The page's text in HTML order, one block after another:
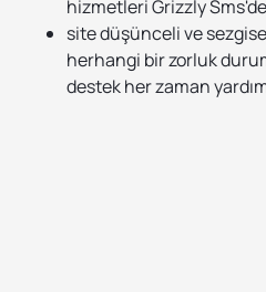
hizmetleri Grizzly
site düşünceli ve
herhangi bir zorluk
destek her zaman